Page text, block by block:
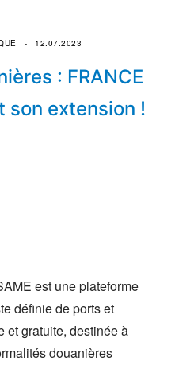
: FRANCE
son extension !
12.07.2023
est une plateforme
définie de ports et
et gratuite, destinée à
douanières